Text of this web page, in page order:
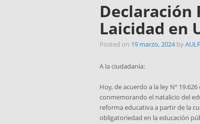
Declaración
Laicidad en
Posted on 19 marzo, 2024byAULP
A la ciudadanía:
Hoy, de acuerdo a la ley Nº
conmemorando el natalicio del
reforma educativa a partir de la
obligatoriedad en la educación